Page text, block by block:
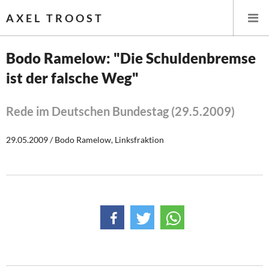
AXEL TROOST
Startseite
Themen
Leitlinien linker Wirtschafts- und Finanzpolitik
Öffentliche Infrastruktur und Daseinsvorsorge
Bodo Ramelow: "Die Schuldenbremse
ist der falsche Weg"
Rede im Deutschen Bundestag (29.5.2009)
29.05.2009 / Bodo Ramelow, Linksfraktion